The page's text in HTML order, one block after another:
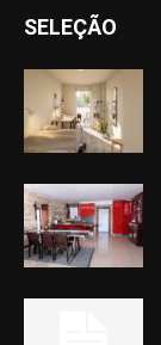
SELEÇÃO